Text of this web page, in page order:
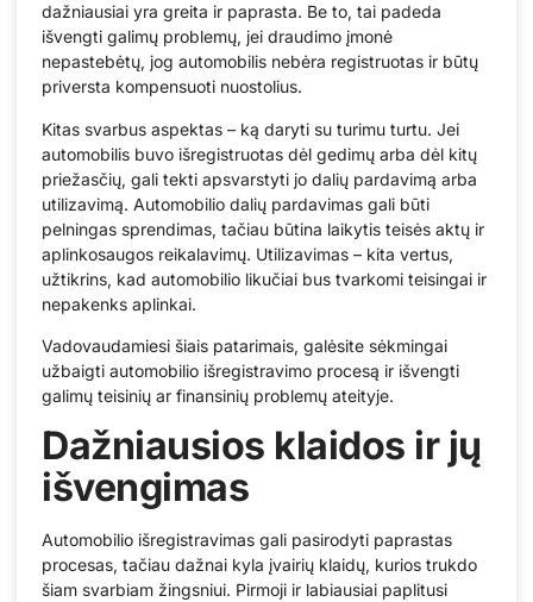
dažniausiai yra greita ir paprasta. Be to, tai padeda
išvengti galimų problemų, jei draudimo įmonė
nepastebėtų, jog automobilis nebėra registruotas ir būtų
priversta kompensuoti nuostolius.
Kitas svarbus aspektas – ką daryti su turimu turtu. Jei
automobilis buvo išregistruotas dėl gedimų arba dėl kitų
priežasčių, gali tekti apsvarstyti jo dalių pardavimą arba
utilizavimą. Automobilio dalių pardavimas gali būti
pelningas sprendimas, tačiau būtina laikytis teisės aktų ir
aplinkosaugos reikalavimų. Utilizavimas – kita vertus,
užtikrins, kad automobilio likučiai bus tvarkomi teisingai ir
nepakenks aplinkai.
Vadovaudamiesi šiais patarimais, galėsite sėkmingai
užbaigti automobilio išregistravimo procesą ir išvengti
galimų teisinių ar finansinių problemų ateityje.
Dažniausios klaidos ir jų
išvengimas
Automobilio išregistravimas gali pasirodyti paprastas
procesas, tačiau dažnai kyla įvairių klaidų, kurios trukdo
šiam svarbiam žingsniui. Pirmoji ir labiausiai paplitusi